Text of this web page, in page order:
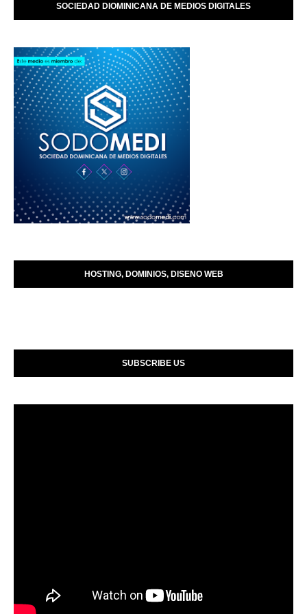
SOCIEDAD DIOMINICANA DE MEDIOS DIGITALES
HOSTING, DOMINIOS, DISENO WEB
SUBSCRIBE US